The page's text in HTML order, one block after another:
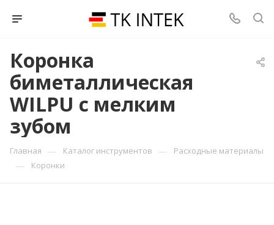
Коронка
биметаллическая
WILPU с мелким
зубом
Главная — Каталог инструментов — Расходные материалы
— Коронки